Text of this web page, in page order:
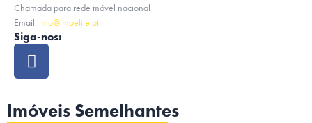
Chamada para rede móvel nacional
Email: info@imoelite.pt
Siga-nos:
Imóveis Semelhantes